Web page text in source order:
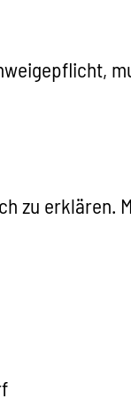
erklären.